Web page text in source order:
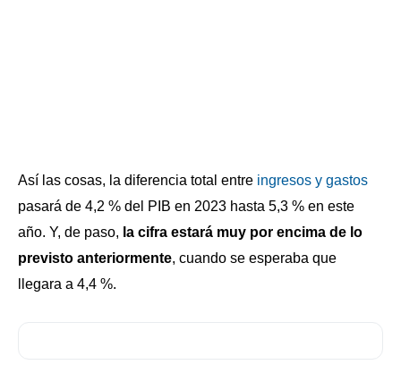
Así las cosas, la diferencia total entre ingresos y gastos
pasará de 4,2 % del PIB en 2023 hasta 5,3 % en este
año. Y, de paso, la cifra estará muy por encima de lo
previsto anteriormente, cuando se esperaba que
llegara a 4,4 %.